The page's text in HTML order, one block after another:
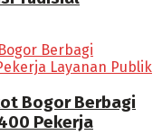
Bogor Berbagi
Pekerja